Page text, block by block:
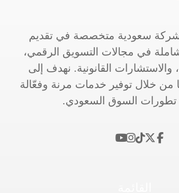
سعودية متخصصة في تقديم
في مجالات التسويق الرقمي،
والاستشارات القانونية. نهدف إلى
من خلال توفير خدمات مرنة وفعّالة
تطورات السوق السعودي.